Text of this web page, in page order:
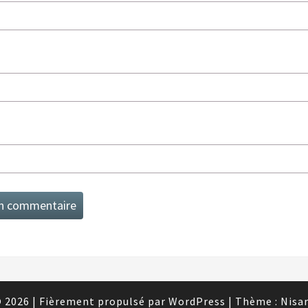
2026 | Fièrement propulsé par WordPress | Thème :